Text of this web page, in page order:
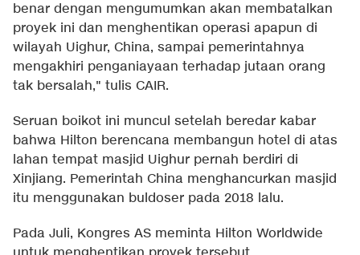
benar dengan mengumumkan akan membatalkan
proyek ini dan menghentikan operasi apapun di
wilayah Uighur, China, sampai pemerintahnya
mengakhiri penganiayaan terhadap jutaan orang
tak bersalah," tulis CAIR.
Seruan boikot ini muncul setelah beredar kabar
bahwa Hilton berencana membangun hotel di atas
lahan tempat masjid Uighur pernah berdiri di
Xinjiang. Pemerintah China menghancurkan masjid
itu menggunakan buldoser pada 2018 lalu.
Pada Juli, Kongres AS meminta Hilton Worldwide